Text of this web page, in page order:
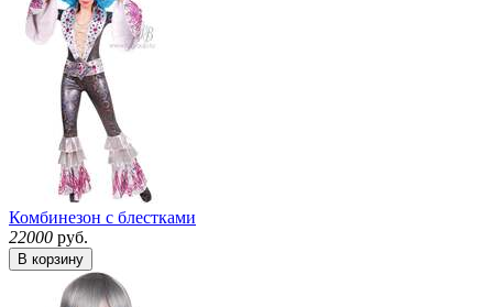
Комбинезон с блестками
22000 руб.
В корзину